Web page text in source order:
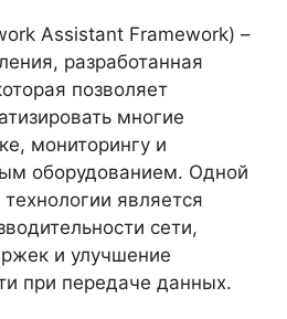
Assistant Framework) –
разработанная
позволяет
многие
мониторингу и
оборудованием. Одной
является
сети,
и улучшение
при передаче данных.